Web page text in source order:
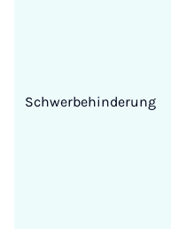
Schwerbehinderung